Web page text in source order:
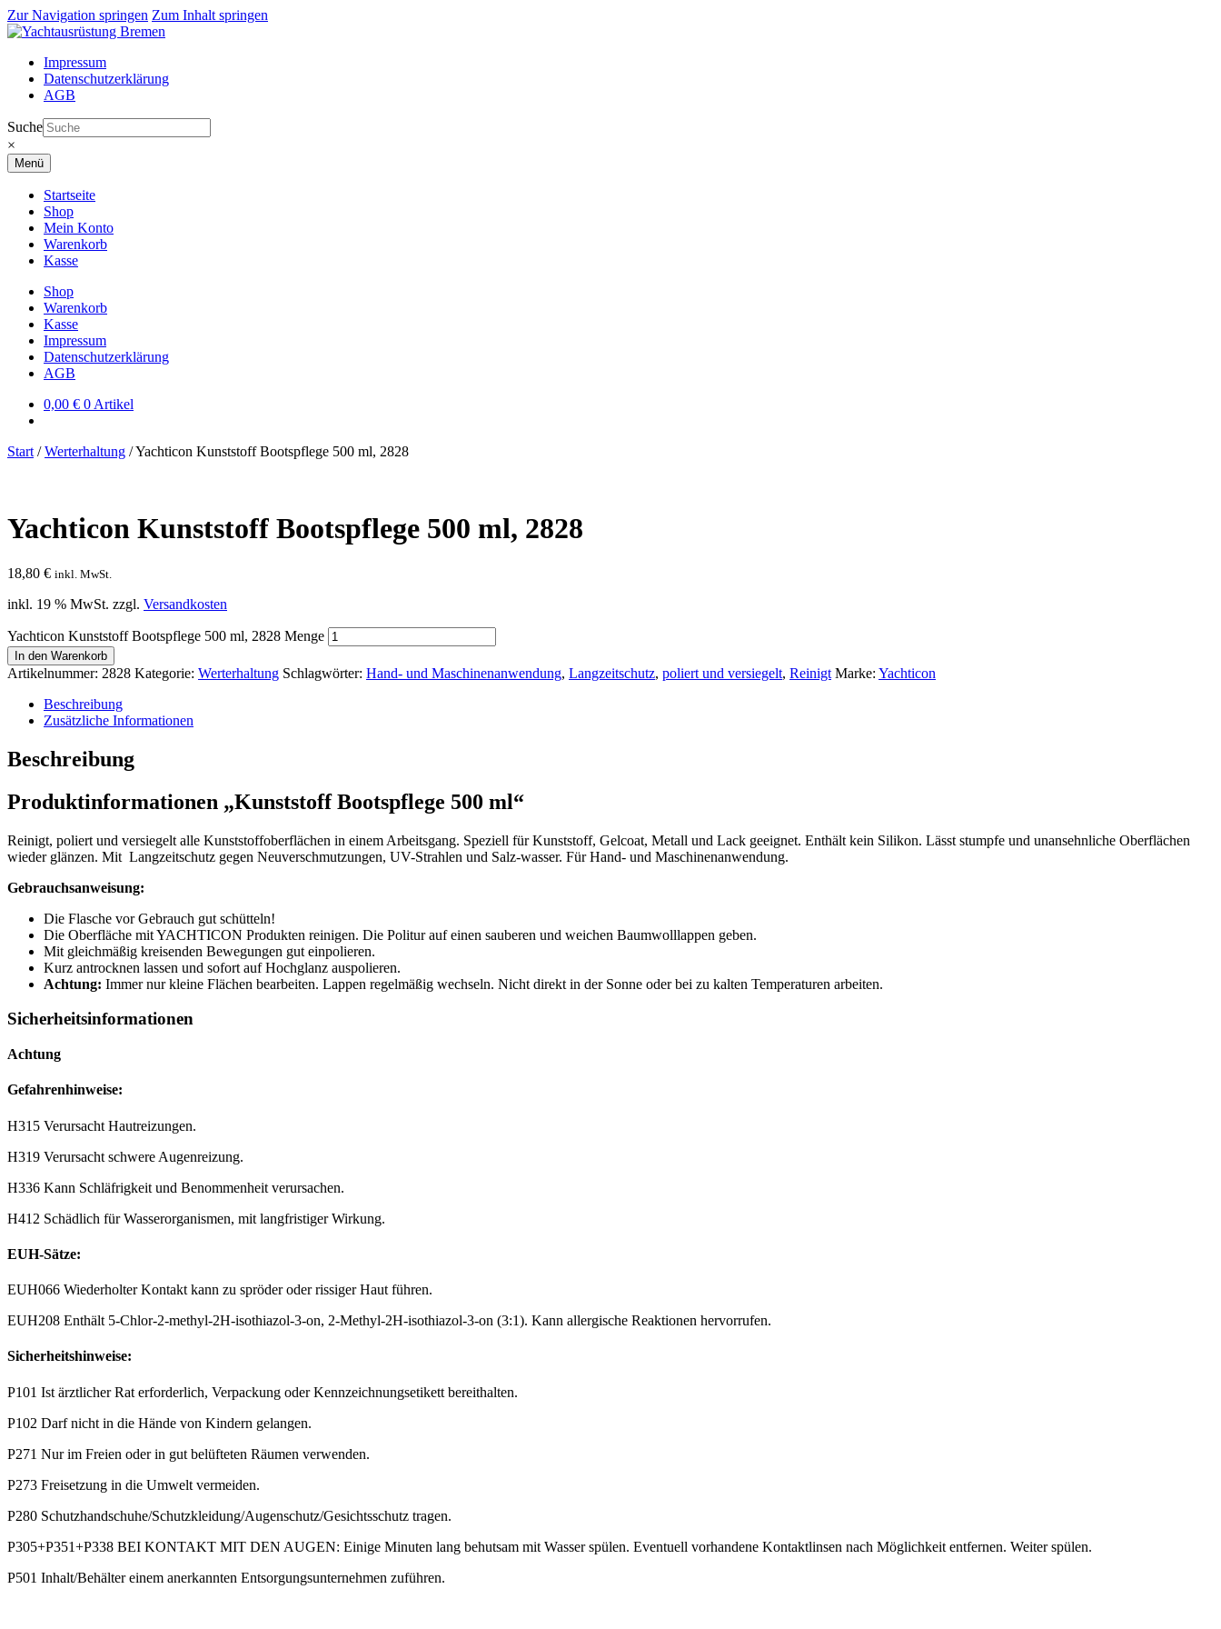
Zur Navigation springen Zum Inhalt springen
Impressum
Datenschutzerklärung
AGB
Suche
×
Menü
Startseite
Shop
Mein Konto
Warenkorb
Kasse
Shop
Warenkorb
Kasse
Impressum
Datenschutzerklärung
AGB
0,00 € 0 Artikel
Start /Werterhaltung /Yachticon Kunststoff Bootspflege 500 ml, 2828
Yachticon Kunststoff Bootspflege 500 ml, 2828
18,80 € inkl. MwSt.
inkl. 19 % MwSt. zzgl. Versandkosten
Yachticon Kunststoff Bootspflege 500 ml, 2828 Menge
In den Warenkorb
Artikelnummer: 2828 Kategorie: Werterhaltung Schlagwörter: Hand- und Maschinenanwendung, Langzeitschutz, poliert und versiegelt, Reinigt Marke: Yachticon
Beschreibung
Zusätzliche Informationen
Beschreibung
Produktinformationen „Kunststoff Bootspflege 500 ml“
Reinigt, poliert und versiegelt alle Kunststoffoberflächen in einem Arbeitsgang. Speziell für Kunststoff, Gelcoat, Metall und Lack geeignet. Enthält kein Silikon. Lässt stumpfe und unansehnliche Oberflächen
wieder glänzen. Mit Langzeitschutz gegen Neuverschmutzungen, UV-Strahlen und Salz-wasser. Für Hand- und Maschinenanwendung.
Gebrauchsanweisung:
Die Flasche vor Gebrauch gut schütteln!
Die Oberfläche mit YACHTICON Produkten reinigen. Die Politur auf einen sauberen und weichen Baumwolllappen geben.
Mit gleichmäßig kreisenden Bewegungen gut einpolieren.
Kurz antrocknen lassen und sofort auf Hochglanz auspolieren.
Achtung: Immer nur kleine Flächen bearbeiten. Lappen regelmäßig wechseln. Nicht direkt in der Sonne oder bei zu kalten Temperaturen arbeiten.
Sicherheitsinformationen
Achtung
Gefahrenhinweise:
H315 Verursacht Hautreizungen.
H319 Verursacht schwere Augenreizung.
H336 Kann Schläfrigkeit und Benommenheit verursachen.
H412 Schädlich für Wasserorganismen, mit langfristiger Wirkung.
EUH-Sätze:
EUH066 Wiederholter Kontakt kann zu spröder oder rissiger Haut führen.
EUH208 Enthält 5-Chlor-2-methyl-2H-isothiazol-3-on, 2-Methyl-2H-isothiazol-3-on (3:1). Kann allergische Reaktionen hervorrufen.
Sicherheitshinweise:
P101 Ist ärztlicher Rat erforderlich, Verpackung oder Kennzeichnungsetikett bereithalten.
P102 Darf nicht in die Hände von Kindern gelangen.
P271 Nur im Freien oder in gut belüfteten Räumen verwenden.
P273 Freisetzung in die Umwelt vermeiden.
P280 Schutzhandschuhe/Schutzkleidung/Augenschutz/Gesichtsschutz tragen.
P305+P351+P338 BEI KONTAKT MIT DEN AUGEN: Einige Minuten lang behutsam mit Wasser spülen. Eventuell vorhandene Kontaktlinsen nach Möglichkeit entfernen. Weiter spülen.
P501 Inhalt/Behälter einem anerkannten Entsorgungsunternehmen zuführen.